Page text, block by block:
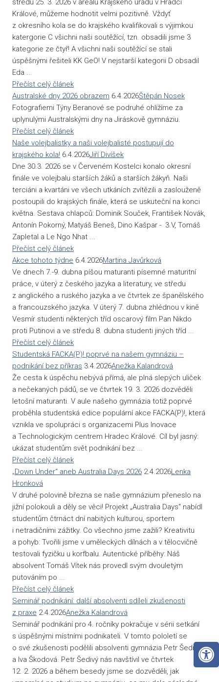
středu 25. 3. 2026 v areálu Krajského úřadu v Hradci
Králové, můžeme hodnotit velmi pozitivně. Vždyť
z okresního kola se do krajského kvalifikovali s výjimkou
katergorie C všichni naši soutěžící, tzn. obsadili jsme 3
kategorie ze čtyř! A všichni naši soutěžící se stali
úspěšnými řešiteli KK GeO! V nejstarší kategorii D obsadil
Eda ...
Přečíst celý článek
Australské dny 2026 obrazem 6.4.2026Štěpán Nosek
Fotografiemi Týny Beranové se podruhé ohlížíme za
uplynulými Australskými dny na Jiráskově gymnáziu.
Přečíst celý článek
Naše volejbalistky a naši volejbalisté postupují do
krajského kola! 6.4.2026Jiří Divíšek
Dne 30.3. 2026 se v Červeném Kostelci konalo okresní
finále ve volejbalu starších žáků a starších žákyň. Naši
terciáni a kvartáni ve všech utkáních zvítězili a zaslouženě
postoupili do krajských finále, která se uskuteční na konci
května. Sestava chlapců: Dominik Souček, František Novák,
Antonín Pokorný, Matyáš Beneš, Dino Kašpar - 3.V, Tomáš
Zapletal a Le Ngo Nhat ...
Přečíst celý článek
Akce tohoto týdne 6.4.2026Martina Javůrková
Ve dnech 7.-9. dubna píšou maturanti písemné maturitní
práce, v úterý z českého jazyka a literatury, ve středu
z anglického a ruského jazyka a ve čtvrtek ze španělského
a francouzského jazyka. V úterý 7. dubna zhlédnou v kině
Vesmír studenti některých tříd oscarový film Pan Nikdo
proti Putinovi a ve středu 8. dubna studenti jiných tříd ...
Přečíst celý článek
Studentská FACKA(P)! poprvé na našem gymnáziu –
podnikání bez příkras 3.4.2026Anežka Kalandrová
Že cesta k úspěchu nebývá přímá, ale plná slepých uliček
a nečekaných pádů, se ve čtvrtek 19. 3. 2026 dozvěděli
letošní maturanti. V aule našeho gymnázia totiž poprvé
proběhla studentská edice populární akce FACKA(P)!, která
vznikla ve spolupráci s organizacemi Plus Inovace
a Technologickým centrem Hradec Králové. Cíl byl jasný:
ukázat studentům svět podnikání bez ...
Přečíst celý článek
„Down Under“ aneb Australia Days 2026 2.4.2026Lenka
Hronková
V druhé polovině března se naše gymnázium přeneslo na
jižní polokouli a děly se věci! Projekt „Australia Days“ nabídl
studentům čtrnáct dní nabitých kulturou, sportem
i netradičními zážitky. Co všechno jsme zažili? Kreativitu
a pohyb: Tvořili jsme v uměleckých dílnách a v tělocvičně
testovali fyzičku u korfbalu. Autentické příběhy: Náš
absolvent Tomáš Vítek nás provedl svým dvouletým
putováním po ...
Přečíst celý článek
Seminář podnikání: další absolventi sdíleli zkušenosti
z praxe 2.4.2026Anežka Kalandrová
Seminář podnikání pro 4. ročníky pokračuje v sérii setkání
s úspěšnými místními podnikateli. V tomto pololetí se
o své zkušenosti podělili absolventi gymnázia Petr Šedivý
a Iva Škodová. Petr Šedivý nás navštívil ve čtvrtek
12. 2. 2026 a během besedy jsme se dozvěděli, jak